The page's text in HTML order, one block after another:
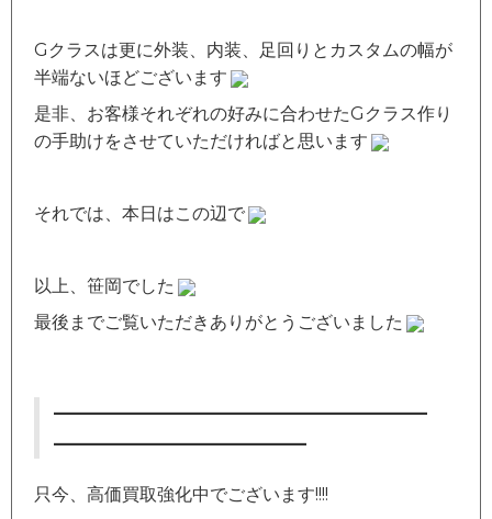
Gクラスは更に外装、内装、足回りとカスタムの幅が
半端ないほどございます
是非、お客様それぞれの好みに合わせたGクラス作り
の手助けをさせていただければと思います
それでは、本日はこの辺で
以上、笹岡でした
最後までご覧いただきありがとうございました
—————————————————
———————————–
只今、高価買取強化中でございます!!!!